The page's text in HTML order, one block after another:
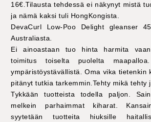
16€.Tilausta tehdessä ei näkynyt mistä
ja nämä kaksi tuli HongKongista.
DevaCurl Low-Poo Delight gleanser
Australiasta.
Ei ainoastaan tuo hinta harmita
toimitus toiselta puolelta
ympäristöystävällistä. Oma vika tietenkin
pitänyt tutkia tarkemmin.Tehty mikä tehty
Tykkään tuotteista todella paljon.
melkein parhaimmat kiharat.
syytetään tuotteita hiuksille